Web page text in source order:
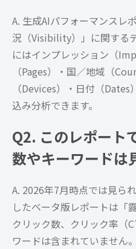
A. 生成AIパフォーマンスレ
況（Visibility）」に関する
にはインプレッション（
（Pages）・国／地域（
（Devices）・日付（
込み分析できます。
Q2. このレポート
数やキーワードは
A. 2026年7月時点では見ら
したベータ版レポートは「
クリック数、クリック率（
ワードは含まれていません